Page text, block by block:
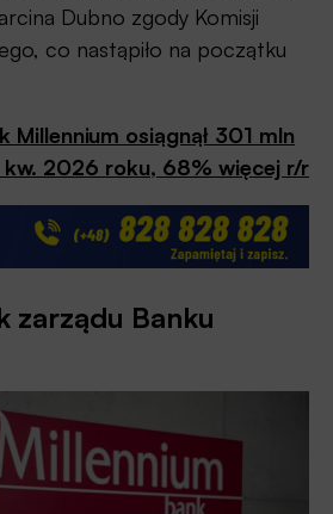
Dubno zgody Komisji
co nastąpiło na początku
Millennium osiągnął 301 mln
kw. 2026 roku, 68% więcej r/r
zarządu Banku